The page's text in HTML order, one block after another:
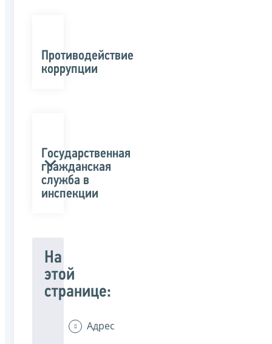
Противодействие
коррупции
Государственная
гражданская
служба в
инспекции
На
этой
странице:
Адрес